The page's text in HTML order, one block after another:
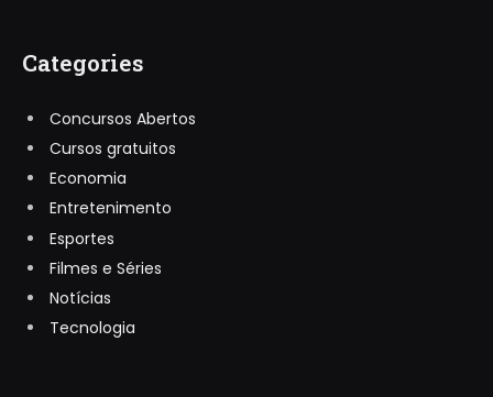
Categories
Concursos Abertos
Cursos gratuitos
Economia
Entretenimento
Esportes
Filmes e Séries
Notícias
Tecnologia